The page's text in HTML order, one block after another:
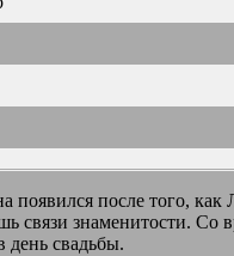
после того, как
связи знаменитости. Со
день свадьбы.